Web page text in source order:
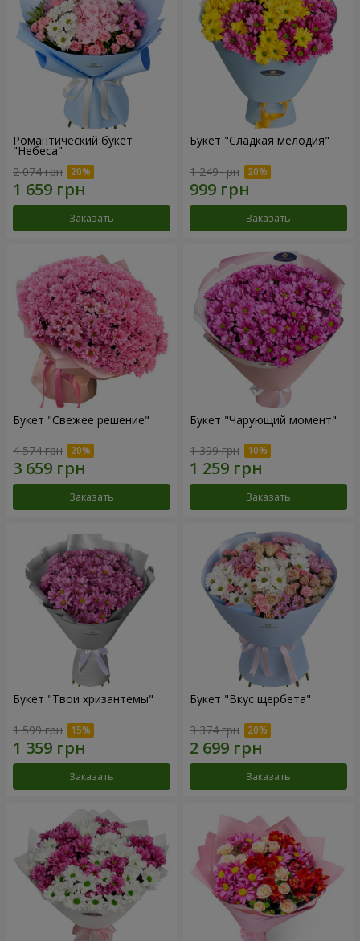
Романтический букет
"Небеса"
2 074 грн
Заказать
Букет "Сладкая мелодия"
1 249 грн
Заказать
Букет "Свежее решение"
4 574 грн
Заказать
Букет "Чарующий момент"
1 399 грн
Заказать
Букет "Твои хризантемы"
1 599 грн
Заказать
Букет "Вкус щербета"
3 374 грн
Заказать